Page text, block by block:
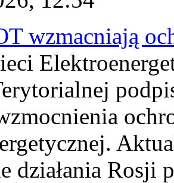
wzmacniają
działania Rosji